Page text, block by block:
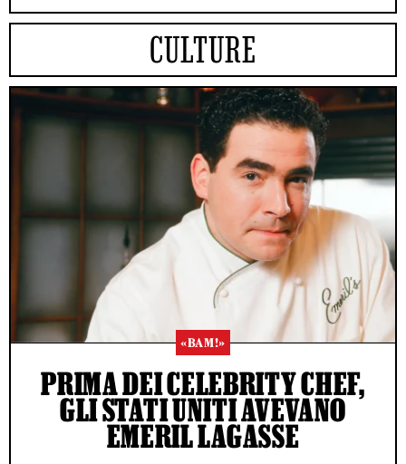
CULTURE
«BAM!»
PRIMA DEI CELEBRITY CHEF,
GLI STATI UNITI AVEVANO
EMERIL LAGASSE